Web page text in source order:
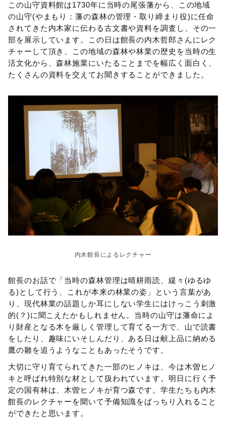
この山守資料館は1730年に当時の尾張藩から、この地域
の山守(やまもり：藩の森林の管理・取り締まり役)に任命
されてきた内木家に伝わる古文書や資料を調査し、その一
部を展示しています。この日は館長の内木哲郎さんにレク
チャーして頂き、この地域の森林や林業の歴史を当時の生
活文化から、森林施業にいたることまでを幅広く面白く、
たくさんの資料を交えてお聞きすることができました。
内木館長によるレクチャー
館長のお話で「当時の森林管理は晴耕雨読、緩々(ゆるゆ
る)として行う、これが本来の林業の姿」という言葉があ
り、現代林業の話題しか耳にしない学生にはけっこう刺激
的(？)に聞こえたかもしれません。当時の山守は藩命によ
り財産となる木を厳しく管理して育てる一方で、山で読書
をしたり、趣味にいそしんだり、ある日は献上品に納める
鷹の雛を追うようなこともあったそうです。
大切に守り育てられてきた一部のヒノキは、今は木曽ヒノ
キと呼ばれ特別な材として扱われています。明日に行く予
定の国有林は、木曽ヒノキが育つ森です。学生たちも内木
館長のレクチャーを聞いて予備知識をばっちり入れること
ができたと思います。